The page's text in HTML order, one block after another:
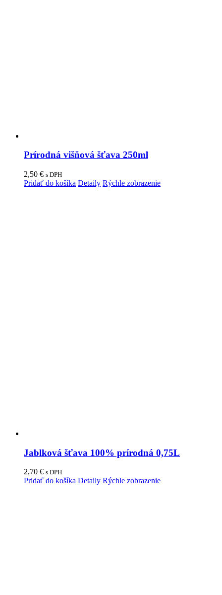
Prírodná višňová šťava 250ml
2,50 € s DPH
Pridať do košíka Detaily Rýchle zobrazenie
Jablková šťava 100% prírodná 0,75L
2,70 € s DPH
Pridať do košíka Detaily Rýchle zobrazenie